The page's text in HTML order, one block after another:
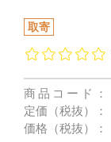
取寄
商品コード：
定価（税抜）：
価格（税抜）：